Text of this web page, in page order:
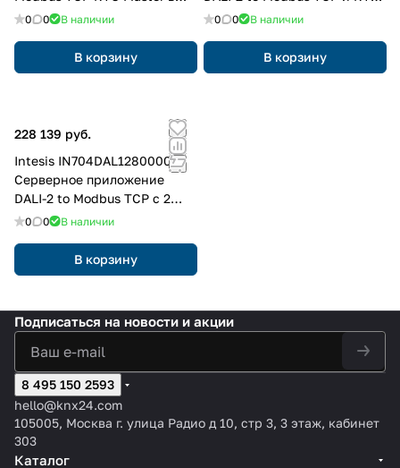
сеть KNX TP (100 точек)
0 0 В наличии
В корзину
с 1 каналом DALI
0 0 В наличии
В корзину
228 139 руб.
Intesis IN704DAL1280000
Серверное приложение
DALI-2 to Modbus TCP с 2
каналами DALI
0 0 В наличии
В корзину
Подписаться на новости и акции
8 495 150 2593
hello@knx24.com
105005, Москва г. улица Радио д 10, стр 3, 3 этаж, кабинет
303
Каталог